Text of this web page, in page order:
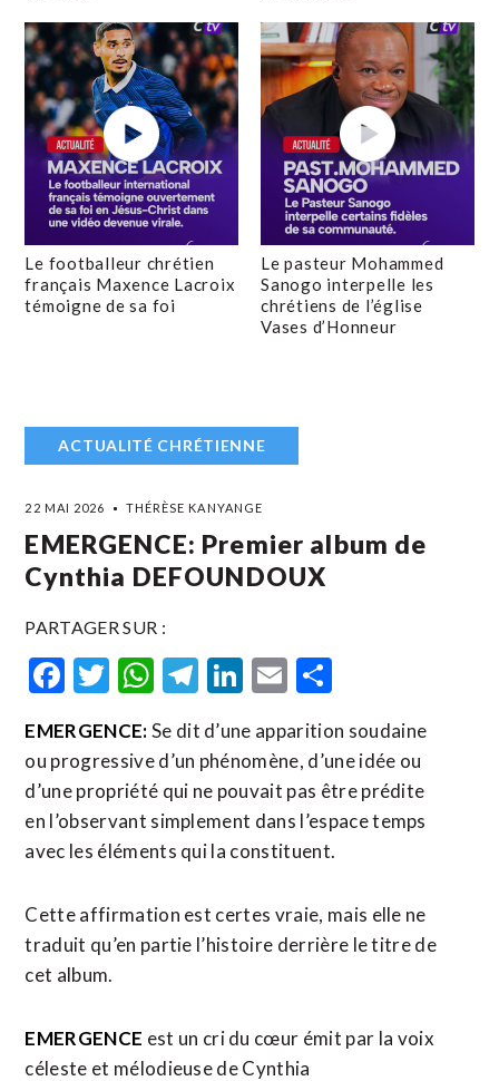
Le footballeur chrétien
français Maxence Lacroix
témoigne de sa foi
Le pasteur Mohammed
Sanogo interpelle les
chrétiens de l’église
Vases d’Honneur
ACTUALITÉ CHRÉTIENNE
22 MAI 2026 THÉRÈSE KANYANGE
EMERGENCE: Premier album de
Cynthia DEFOUNDOUX
PARTAGER SUR :
Facebook
Twitter
WhatsApp
Telegram
LinkedIn
Email
EMERGENCE:Se dit d’une apparition soudaine
ou progressive d’un phénomène, d’une idée ou
d’une propriété qui ne pouvait pas être prédite
en l’observant simplement dans l’espace temps
avec les éléments qui la constituent.
Cette affirmation est certes vraie, mais elle ne
traduit qu’en partie l’histoire derrière le titre de
cet album.
EMERGENCE est un cri du cœur émit par la voix
céleste et mélodieuse de Cynthia